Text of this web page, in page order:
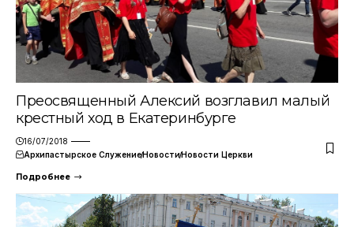
Преосвященный Алексий возглавил малый
крестный ход в Екатеринбурге
16/07/2018
Архипастырское СлужениеНовостиНовости Церкви
Подробнее